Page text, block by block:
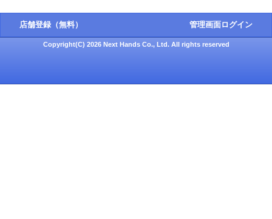
店舗登録（無料） 管理画面ログイン
Copyright(C) 2026 Next Hands Co., Ltd. All rights reserved